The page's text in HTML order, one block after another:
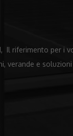
Il riferimento per i
verande e